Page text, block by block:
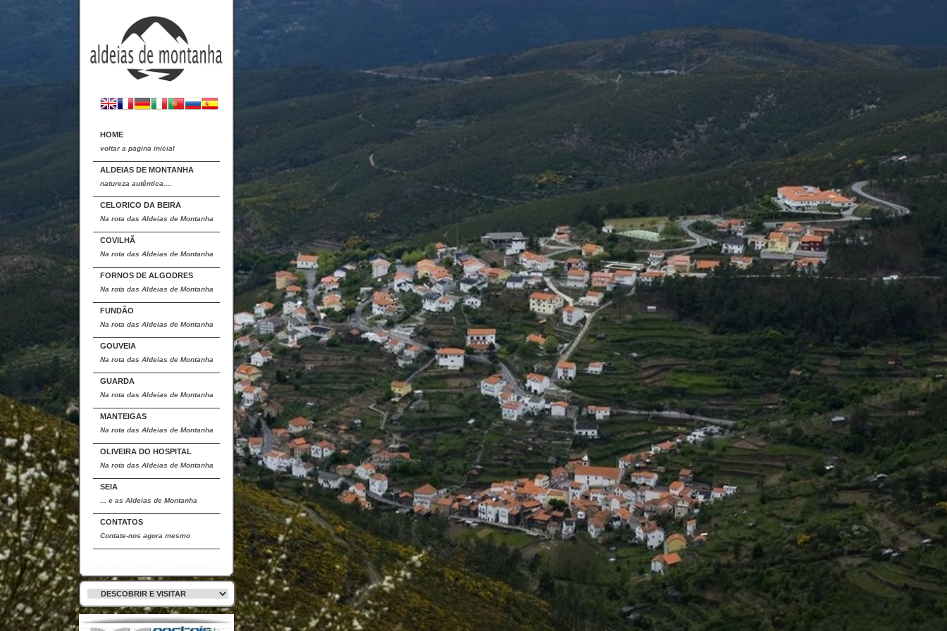
HOME
voltar a pagina inicial
ALDEIAS DE MONTANHA
natureza autêntica....
CELORICO DA BEIRA
Na rota das Aldeias de Montanha
COVILHÃ
Na rota das Aldeias de Montanha
FORNOS DE ALGODRES
Na rota das Aldeias de Montanha
FUNDÃO
Na rota das Aldeias de Montanha
GOUVEIA
Na rota das Aldeias de Montanha
GUARDA
Na rota das Aldeias de Montanha
MANTEIGAS
Na rota das Aldeias de Montanha
OLIVEIRA DO HOSPITAL
Na rota das Aldeias de Montanha
SEIA
... e as Aldeias de Montanha
CONTATOS
Contate-nos agora mesmo